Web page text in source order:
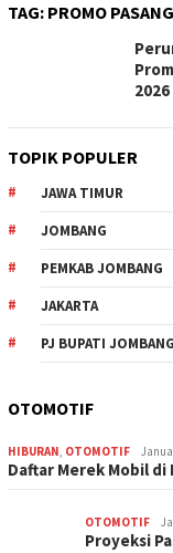
TAG: PROMO
2026
TOPIK POPULER
JAWA TIMUR
JOMBANG
PEMKAB JOMBANG
JAKARTA
PJ BUPATI JOMBANG
OTOMOTIF
HIBURAN, OTOMOTIF
Daftar Merek Mobil di
OTOMOTIF
Proyeksi